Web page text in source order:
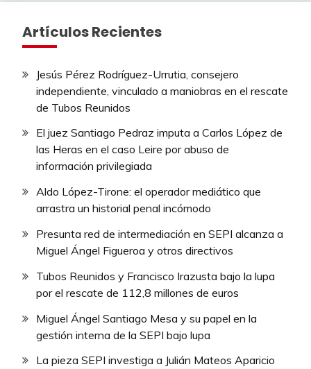
Artículos Recientes
Jesús Pérez Rodríguez-Urrutia, consejero
independiente, vinculado a maniobras en el rescate
de Tubos Reunidos
El juez Santiago Pedraz imputa a Carlos López de
las Heras en el caso Leire por abuso de
información privilegiada
Aldo López-Tirone: el operador mediático que
arrastra un historial penal incómodo
Presunta red de intermediación en SEPI alcanza a
Miguel Ángel Figueroa y otros directivos
Tubos Reunidos y Francisco Irazusta bajo la lupa
por el rescate de 112,8 millones de euros
Miguel Ángel Santiago Mesa y su papel en la
gestión interna de la SEPI bajo lupa
La pieza SEPI investiga a Julián Mateos Aparicio